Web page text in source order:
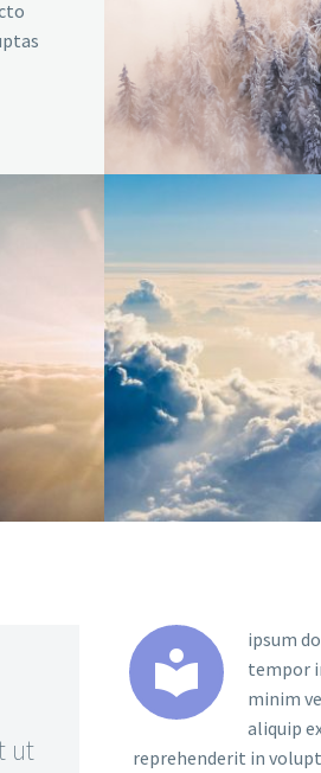
ut


ipsum
tempor
minim
aliquip
reprehenderit in